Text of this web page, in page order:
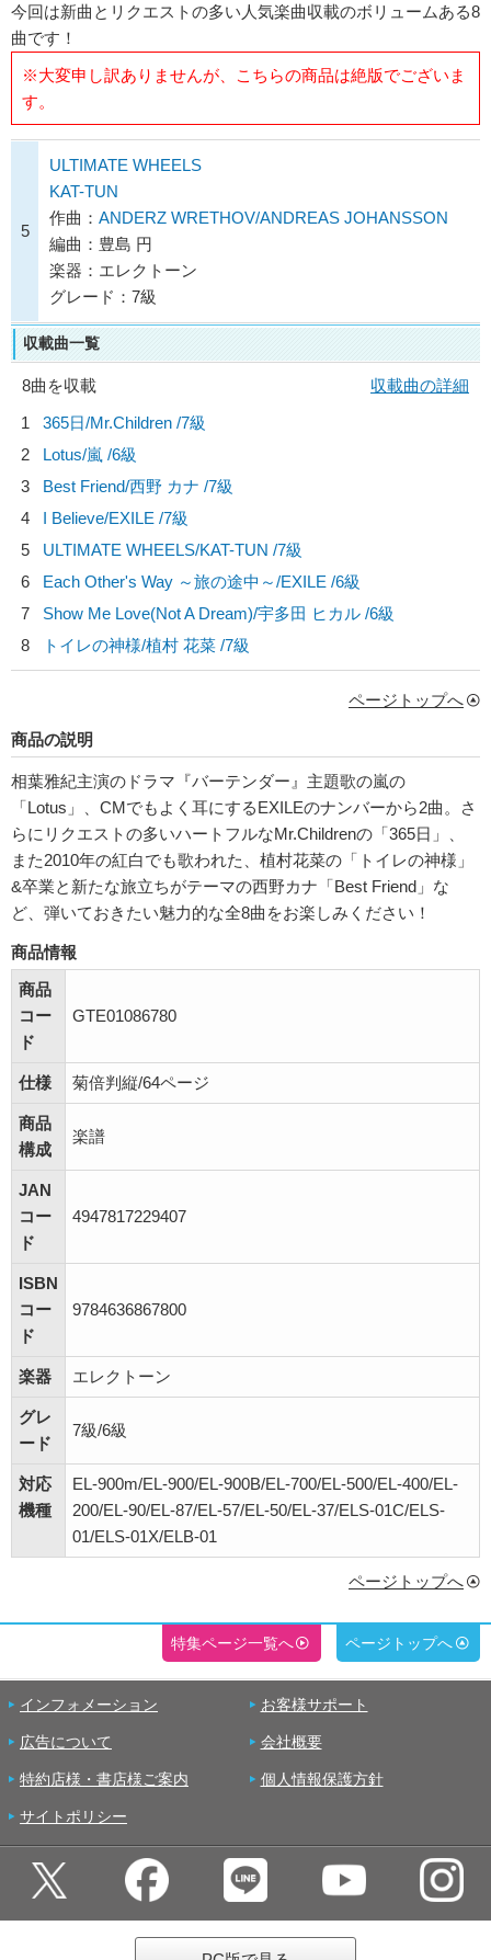
今回は新曲とリクエストの多い人気楽曲収載のボリュームある8
曲です！
※大変申し訳ありませんが、こちらの商品は絶版でございま
す。
5
ULTIMATE WHEELS
KAT-TUN
作曲： ANDERZ WRETHOV/ANDREAS JOHANSSON
編曲：豊島 円
楽器：エレクトーン
グレード：7級
収載曲一覧
8曲を収載
収載曲の詳細
1
365日/Mr.Children /7級
2
Lotus/嵐 /6級
3
Best Friend/西野 カナ /7級
4
I Believe/EXILE /7級
5
ULTIMATE WHEELS/KAT-TUN /7級
6
Each Other's Way ～旅の途中～/EXILE /6級
7
Show Me Love(Not A Dream)/宇多田 ヒカル /6級
8
トイレの神様/植村 花菜 /7級
ページトップへ
商品の説明
相葉雅紀主演のドラマ『バーテンダー』主題歌の嵐の
「Lotus」、CMでもよく耳にするEXILEのナンバーから2曲。さ
らにリクエストの多いハートフルなMr.Childrenの「365日」、
また2010年の紅白でも歌われた、植村花菜の「トイレの神様」
&卒業と新たな旅立ちがテーマの西野カナ「Best Friend」な
ど、弾いておきたい魅力的な全8曲をお楽しみください！
商品情報
商品
コー
ド
GTE01086780
仕様 菊倍判縦/64ページ
商品
構成
楽譜
JAN
コー
ド
4947817229407
ISBN
コー
ド
9784636867800
楽器 エレクトーン
グレ
ード
7級/6級
対応
機種
EL-900m/EL-900/EL-900B/EL-700/EL-500/EL-400/EL-
200/EL-90/EL-87/EL-57/EL-50/EL-37/ELS-01C/ELS-
01/ELS-01X/ELB-01
ページトップへ
特集ページ一覧へ ページトップへ
インフォメーション お客様サポート
広告について 会社概要
特約店様・書店様ご案内 個人情報保護方針
サイトポリシー